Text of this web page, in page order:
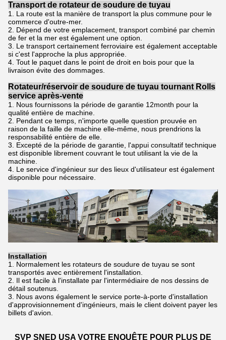
Transport de rotateur de soudure de tuyau
1. La route est la manière de transport la plus commune pour le
commerce d'outre-mer.
2. Dépend de votre emplacement, transport combiné par chemin
de fer et la mer est également une option.
3. Le transport certainement ferroviaire est également acceptable
si c'est l'approche la plus appropriée.
4. Tout le paquet dans le point de droit en bois pour que la
livraison évite des dommages.
Rotateur/réservoir de soudure de tuyau tournant Rolls
service après-vente
1. Nous fournissons la période de garantie 12month pour la
qualité entière de machine.
2. Pendant ce temps, n'importe quelle question prouvée en
raison de la faille de machine elle-même, nous prendrions la
responsabilité entière de elle.
3. Excepté de la période de garantie, l'appui consultatif technique
est disponible librement couvrant le tout utilisant la vie de la
machine.
4. Le service d'ingénieur sur des lieux d'utilisateur est également
disponible pour nécessaire.
Installation
1. Normalement les rotateurs de soudure de tuyau se sont
transportés avec entièrement l'installation.
2. Il est facile à l'installate par l'intermédiaire de nos dessins de
détail soutenus.
3. Nous avons également le service porte-à-porte d'installation
d'approvisionnement d'ingénieurs, mais le client doivent payer les
billets d'avion.
SVP SNED USA VOTRE ENQUÊTE POUR PLUS DE